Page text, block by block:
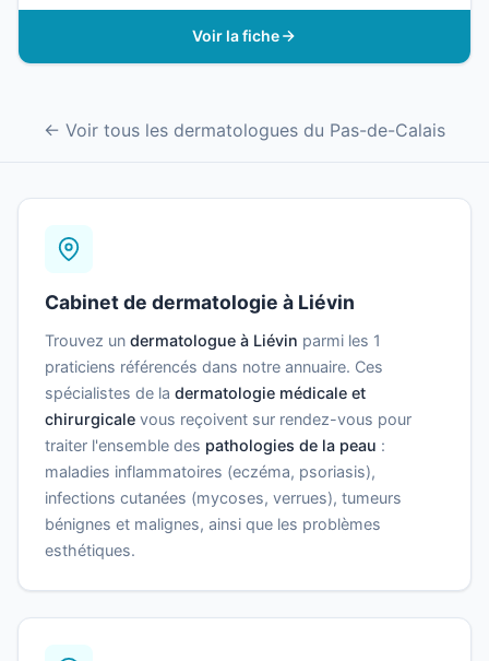
Voir la fiche
← Voir tous les dermatologues du Pas-de-Calais
Cabinet de dermatologie à Liévin
Trouvez un dermatologue à Liévin parmi les 1
praticiens référencés dans notre annuaire. Ces
spécialistes de la dermatologie médicale et
chirurgicale vous reçoivent sur rendez-vous pour
traiter l'ensemble des pathologies de la peau :
maladies inflammatoires (eczéma, psoriasis),
infections cutanées (mycoses, verrues), tumeurs
bénignes et malignes, ainsi que les problèmes
esthétiques.